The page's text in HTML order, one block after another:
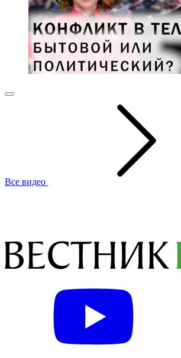
Все видео